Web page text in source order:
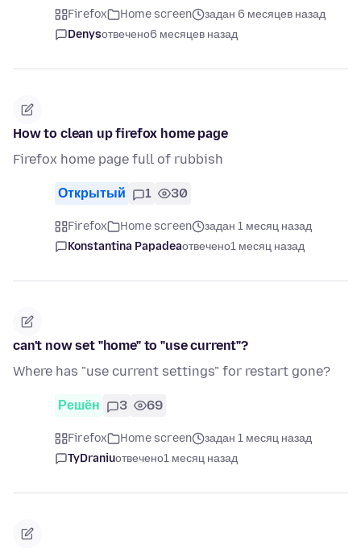
Firefox Home screen
задан 6 месяцев назад
Denysотвечено6 месяцев назад
How to clean up firefox home page
Firefox home page full of rubbish
Открытый 1 30
Firefox Home screen
задан 1 месяц назад
Konstantina Papadeaотвечено1 месяц назад
can't now set "home" to "use current"?
Where has "use current settings" for restart gone?
Решён 3 69
Firefox Home screen
задан 1 месяц назад
TyDraniuотвечено1 месяц назад